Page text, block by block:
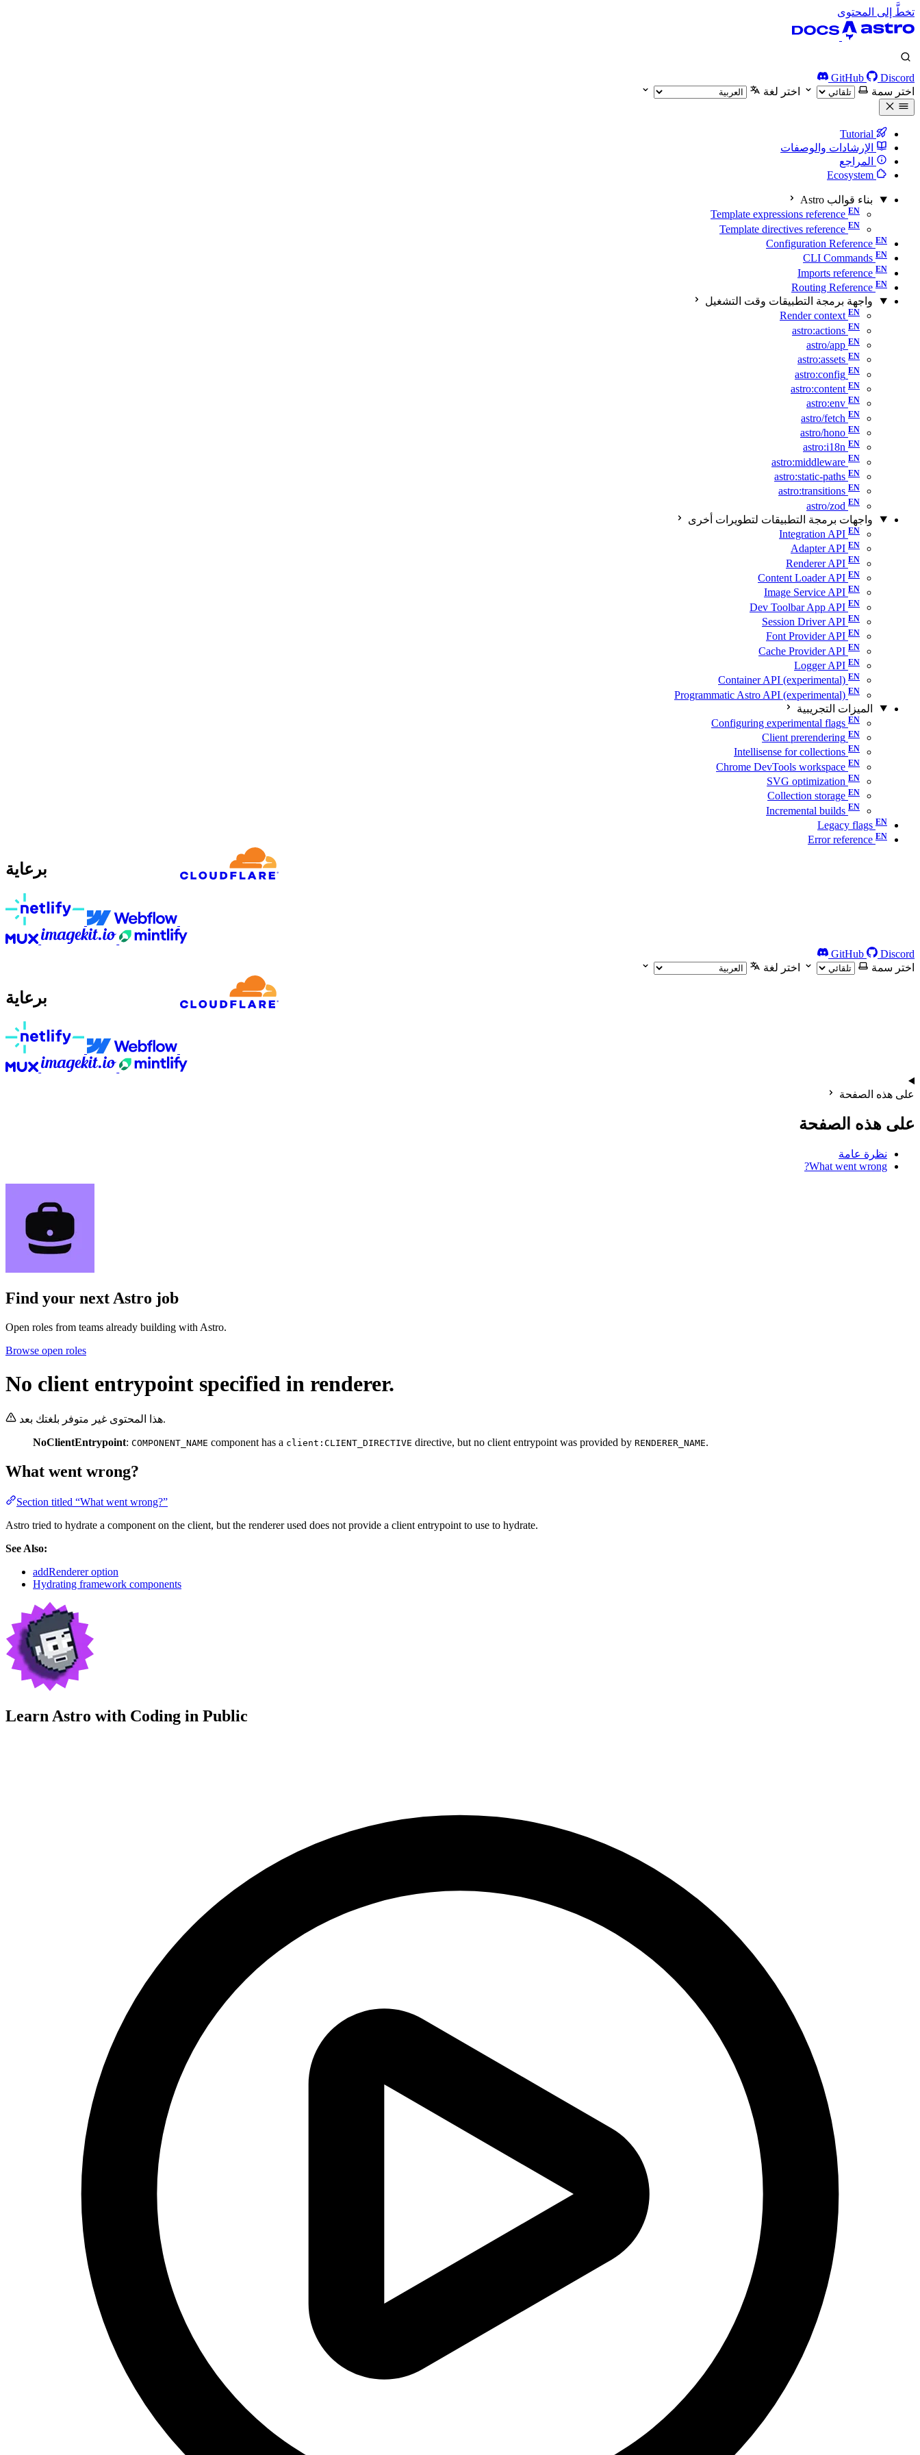
تخطَّ إلى المحتوى
GitHub
Discord
اختر سمة
اختر لغة
الإرشادات والوصفات
المراجع
بناء قوالب Astro
Template expressions reference
Template directives reference
Configuration Reference
CLI Commands
Imports reference
Routing Reference
واجهة برمجة التطبيقات وقت التشغيل
Render context
astro:actions
astro/app
astro:assets
astro:config
astro:content
astro:env
astro/fetch
astro/hono
astro:i18n
astro:middleware
astro:static-paths
astro:transitions
astro/zod
واجهات برمجة التطبيقات لتطويرات أخرى
Integration API
Adapter API
Renderer API
Content Loader API
Image Service API
Dev Toolbar App API
Session Driver API
Font Provider API
Cache Provider API
Logger API
Container API (experimental)
Programmatic Astro API (experimental)
الميزات التجريبية
Configuring experimental flags
Client prerendering
Intellisense for collections
Chrome DevTools workspace
SVG optimization
Collection storage
Incremental builds
Legacy flags
Error reference
برعاية
GitHub
Discord
اختر سمة
اختر لغة
برعاية
على هذه الصفحة
على هذه الصفحة
نظرة عامة
What went wrong?
Find your next Astro job
Open roles from teams already building with Astro.
Browse open roles
No client entrypoint specified in renderer.
هذا المحتوى غير متوفر بلغتك بعد.
NoClientEntrypoint: COMPONENT_NAME component has a client:CLIENT_DIRECTIVE directive, but no client entrypoint was provided by RENDERER_NAME.
What went wrong?
Section titled “What went wrong?”
Astro tried to hydrate a component on the client, but the renderer used does not provide a client entrypoint to use to hydrate.
See Also:
addRenderer option
Hydrating framework components
Learn Astro with Coding in Public